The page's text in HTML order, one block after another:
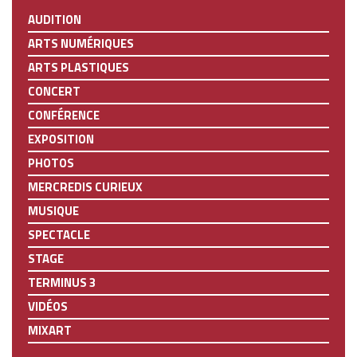
AUDITION
ARTS NUMÉRIQUES
ARTS PLASTIQUES
CONCERT
CONFÉRENCE
EXPOSITION
PHOTOS
MERCREDIS CURIEUX
MUSIQUE
SPECTACLE
STAGE
TERMINUS 3
VIDÉOS
MIXART